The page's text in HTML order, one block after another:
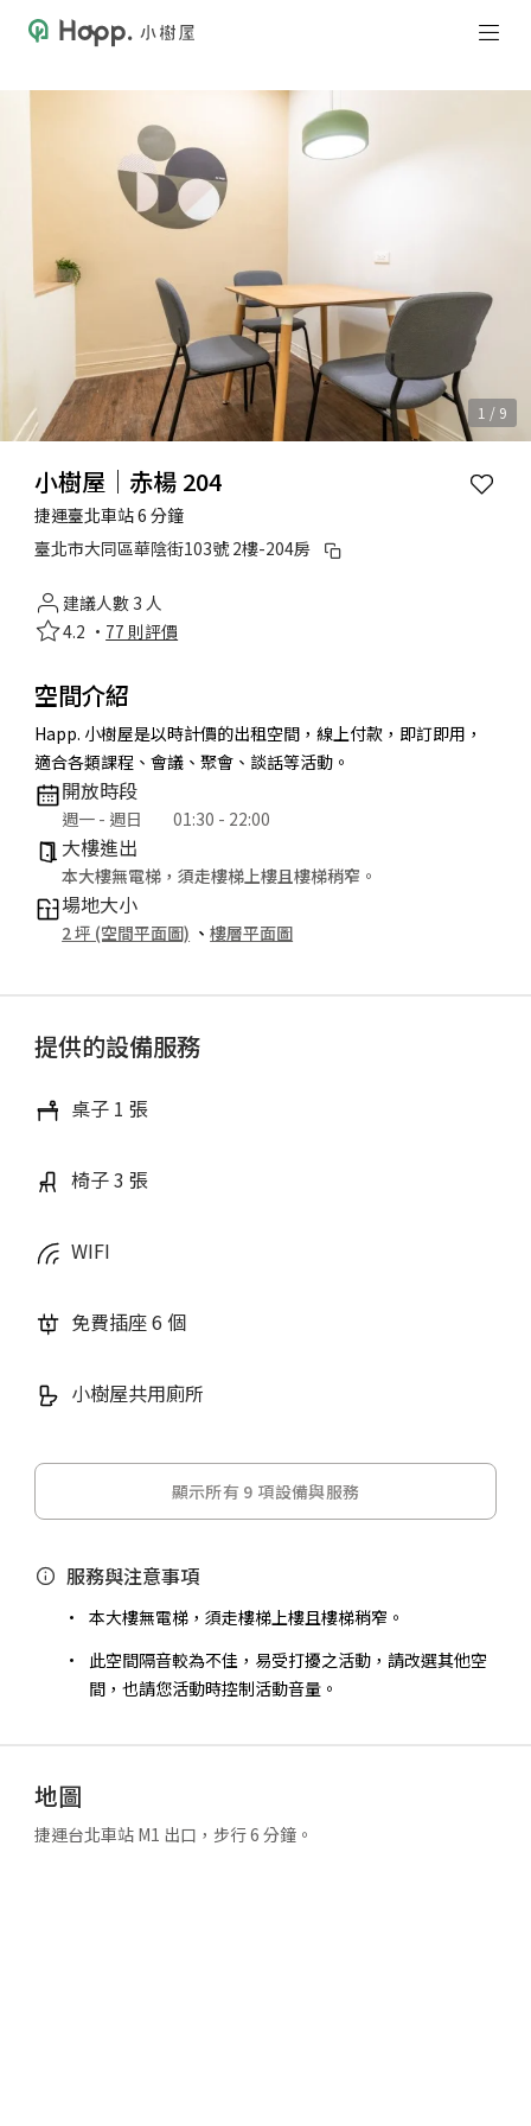
1 / 9
小樹屋｜赤楊 204
捷運臺北車站 6 分鐘
臺北市大同區華陰街103號 2樓-204房
建議人數 3 人
4.2 · 77 則評價
空間介紹
Happ. 小樹屋是以時計價的出租空間，線上付款，即訂即用，
適合各類課程、會議、聚會、談話等活動。
開放時段
週一 - 週日 01:30 - 22:00
大樓進出
本大樓無電梯，須走樓梯上樓且樓梯稍窄。
場地大小
2 坪 (空間平面圖) 、樓層平面圖
提供的設備服務
桌子 1 張
椅子 3 張
WIFI
免費插座 6 個
小樹屋共用廁所
顯示所有 9 項設備與服務
服務與注意事項
本大樓無電梯，須走樓梯上樓且樓梯稍窄。
此空間隔音較為不佳，易受打擾之活動，請改選其他空
間，也請您活動時控制活動音量。
地圖
捷運台北車站 M1 出口，步行 6 分鐘。